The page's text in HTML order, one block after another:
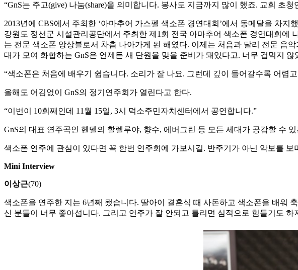
“GnS는 주고(give) 나눔(share)을 의미합니다. 봉사도 지금까지 많이 했죠. 교회 초
2013년에 CBS에서 주최한 ‘아마추어 가스펠 색소폰 경연대회’에서 동메달을 차
강원도 정선군 시설관리공단에서 주최한 제1회 전국 아마추어 색소폰 경연대회에
는 전문 색소폰 앙상블로서 차츰 나아가게 된 해였다. 이제는 처음과 달리 전문 음
대가 모여 화합하는 GnS은 언제든 새 단원을 맞을 준비가 돼있다고. 너무 겁먹지 않
“색소폰은 처음에 배우기 쉽습니다. 소리가 잘 나요. 그런데 깊이 들어갈수록 어렵
올해도 어김없이 GnS의 정기연주회가 열린다고 한다.
“이번이 10회째인데 11월 15일, 3시 덕소주민자치센터에서 공연합니다.”
GnS의 대표 연주곡인 헨델의 할렐루야, 향수, 에버그린 등 모든 세대가 공감할 수
색소폰 연주에 관심이 있다면 꼭 한번 연주회에 가보시길. 반주기가 아닌 악보를
Mini Interview
이상근(70)
색소폰을 연주한 지는 6년째 됐습니다. 딸아이 결혼식 때 사돈하고 색소폰을 배워
신 분들이 너무 좋아섭니다. 그리고 연주가 잘 안되고 틀리면 심적으로 힘들기도